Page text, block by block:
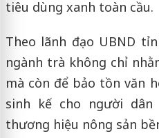
tiêu dùng xanh toàn cầu.
Theo lãnh đạo UBND
ngành trà không chỉ
mà còn để bảo tồn văn
sinh kế cho người
thương hiệu nông sản